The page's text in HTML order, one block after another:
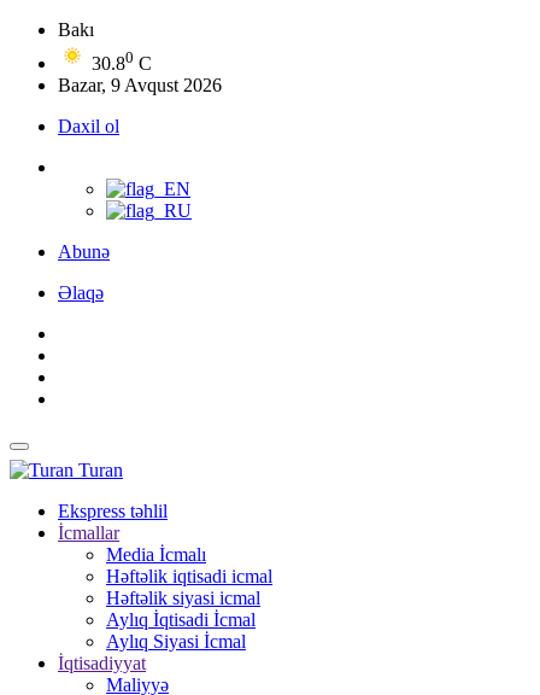
Bakı
30.80 C
Bazar, 9 Avqust 2026
Daxil ol
Abunə
Əlaqə
Turan
Ekspress təhlil
İcmallar
Media İcmalı
Həftəlik iqtisadi icmal
Həftəlik siyasi icmal
Aylıq İqtisadi İcmal
Aylıq Siyasi İcmal
İqtisadiyyat
Maliyyə